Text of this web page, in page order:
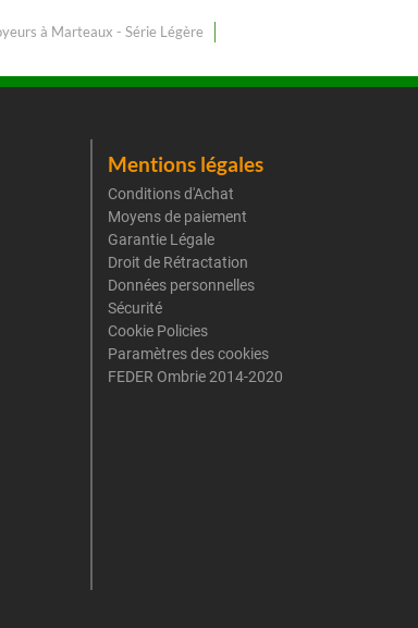
à Marteaux - Série Légère
Mentions légales
Conditions d'Achat
Moyens de paiement
Garantie Légale
Droit de Rétractation
Données personnelles
Sécurité
Cookie Policies
Paramètres des cookies
FEDER Ombrie 2014-2020